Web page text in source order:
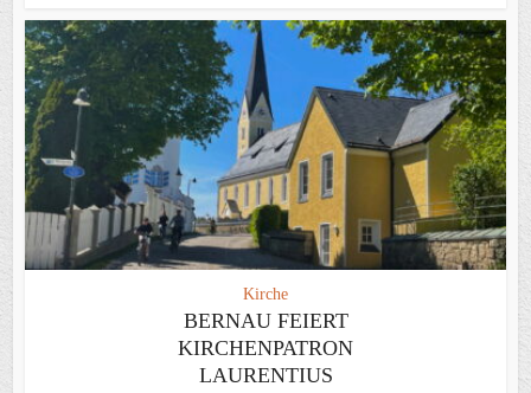
Kirche
BERNAU FEIERT
KIRCHENPATRON
LAURENTIUS